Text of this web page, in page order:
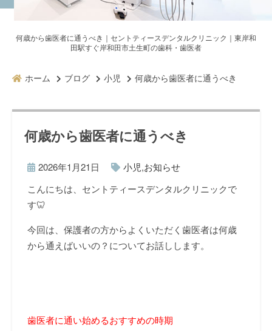
何歳から歯医者に通うべき｜セントティースデンタルクリニック｜東岸和
田駅すぐ岸和田市土生町の歯科・歯医者
ホーム ブログ 小児 何歳から歯医者に通うべき
何歳から歯医者に通うべき
2026年1月21日 小児,お知らせ
こんにちは、セントティースデンタルクリニックで
す🦷
今回は、保護者の方からよくいただく歯医者は何歳
から通えばいいの？についてお話しします。
歯医者に通い始めるおすすめの時期